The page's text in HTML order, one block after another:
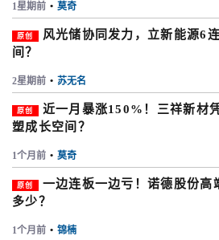
1星期前 • 莫奇
原创
风光储协同发力，立新能源6
间？
2星期前 • 苏无名
原创
近一月暴涨150%！三祥新材
塑成长空间？
1个月前 • 莫奇
原创
一边连板一边亏！诺德股份高
多少？
1个月前 • 锦楠